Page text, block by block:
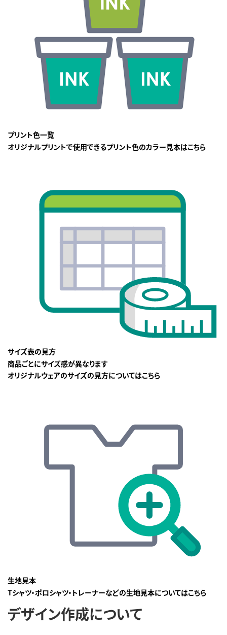
プリント色一覧
オリジナルプリントで使用できるプリント色のカラー見本はこちら
サイズ表の見方
商品ごとにサイズ感が異なります
オリジナルウェアのサイズの見方についてはこちら
生地見本
Tシャツ・ポロシャツ・トレーナーなどの生地見本についてはこちら
デザイン作成について